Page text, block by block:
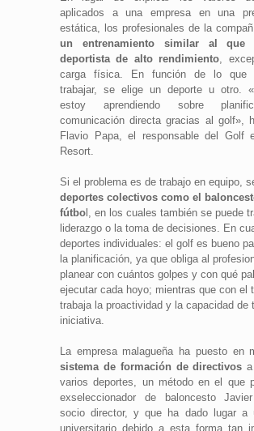
aplicados a una empresa en una
estática, los profesionales de la
un entrenamiento similar al que
deportista de alto rendimiento,
carga física. En función de lo que
trabajar, se elige un deporte u otro.
estoy aprendiendo sobre
comunicación directa gracias al golf»,
Flavio Papa, el responsable del Golf
Resort.
Si el problema es de trabajo en equipo,
deportes colectivos como el
fútbo l, en los cuales también se puede
liderazgo o la toma de decisiones. En
deportes individuales: el golf es bueno
la planificación, ya que obliga al
planear con cuántos golpes y con qué
ejecutar cada hoyo; mientras que con el
trabaja la proactividad y la capacidad de
iniciativa.
La empresa malagueña ha puesto en
sistema de formación de directivos
varios deportes, un método en el que
exseleccionador de baloncesto
socio director, y que ha dado lugar a
universitario debido a esta forma tan